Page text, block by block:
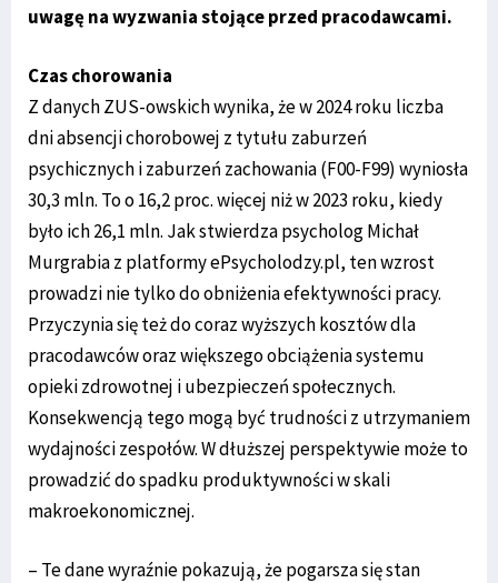
uwagę na wyzwania stojące przed pracodawcami.
Czas chorowania
Z danych ZUS-owskich wynika, że w 2024 roku liczba
dni absencji chorobowej z tytułu zaburzeń
psychicznych i zaburzeń zachowania (F00-F99) wyniosła
30,3 mln. To o 16,2 proc. więcej niż w 2023 roku, kiedy
było ich 26,1 mln. Jak stwierdza psycholog Michał
Murgrabia z platformy ePsycholodzy.pl, ten wzrost
prowadzi nie tylko do obniżenia efektywności pracy.
Przyczynia się też do coraz wyższych kosztów dla
pracodawców oraz większego obciążenia systemu
opieki zdrowotnej i ubezpieczeń społecznych.
Konsekwencją tego mogą być trudności z utrzymaniem
wydajności zespołów. W dłuższej perspektywie może to
prowadzić do spadku produktywności w skali
makroekonomicznej.
– Te dane wyraźnie pokazują, że pogarsza się stan